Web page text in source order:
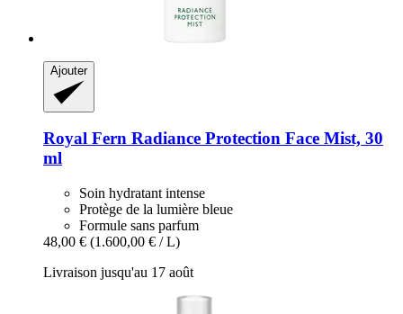
Ajouter
Royal Fern Radiance Protection Face Mist, 30
ml
Soin hydratant intense
Protège de la lumière bleue
Formule sans parfum
48,00 € (1.600,00 € / L)
Livraison jusqu'au 17 août